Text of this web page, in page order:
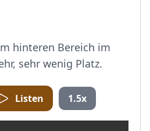
hinteren Bereich im
sehr wenig Platz.
Listen 1.5x